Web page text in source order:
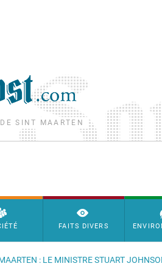
SINT MAARTEN
FAITS DIVERS
: LE MINISTRE STUART